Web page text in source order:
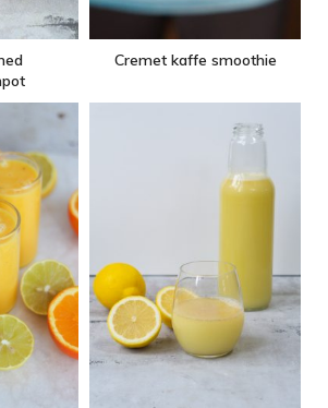
Cremet kaffe smoothie